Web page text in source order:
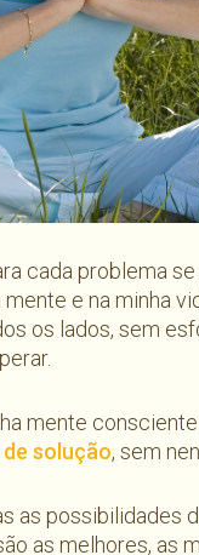
cada problema
mente e na minha
os lados, sem
mente
solução, sem
as possibilidades
as melhores, as